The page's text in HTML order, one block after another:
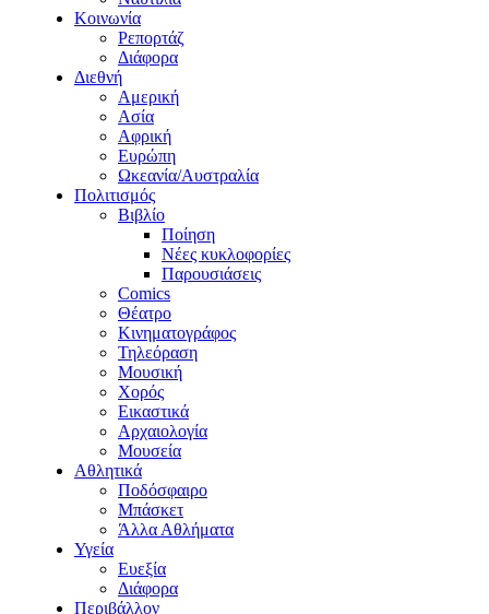
Κοινωνία
Ρεπορτάζ
Διάφορα
Διεθνή
Αμερική
Ασία
Αφρική
Ευρώπη
Ωκεανία/Αυστραλία
Πολιτισμός
Βιβλίο
Ποίηση
Νέες κυκλοφορίες
Παρουσιάσεις
Comics
Θέατρο
Κινηματογράφος
Τηλεόραση
Μουσική
Χορός
Εικαστικά
Αρχαιολογία
Μουσεία
Αθλητικά
Ποδόσφαιρο
Μπάσκετ
Άλλα Αθλήματα
Υγεία
Ευεξία
Διάφορα
Περιβάλλον